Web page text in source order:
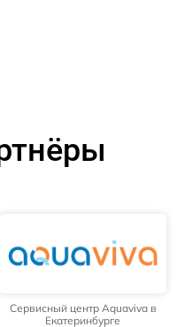
Сервисный центр Aquaviva в
Екатеринбурге